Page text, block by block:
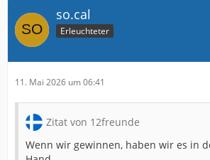
so.cal
Erleuchteter
11. Mai 2026 um 06:41
Zitat von 12freunde
Wenn wir gewinnen, haben wir es in